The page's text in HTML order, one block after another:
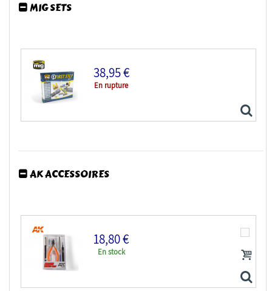
MIG SETS
38,95 €
En rupture
AK ACCESSOIRES
18,80 €
En stock